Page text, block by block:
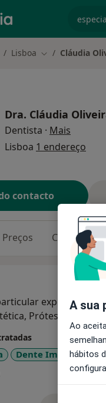
Lisboa Mudar de
Cláudia
Dra. Cláudia
Dentista · Mais
Lisboa 1 endereço
contacto
Preços
experiência
Prótese Fixa e
Dente Impactado
a11y_sr_more_diseases
A sua
Ao
hábitos